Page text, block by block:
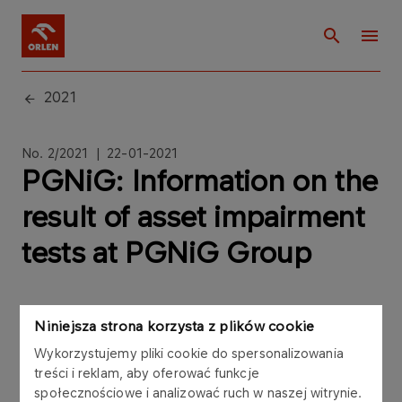
Niniejsza strona korzysta z plików cookie
Wykorzystujemy pliki cookie do spersonalizowania
treści i reklam, aby oferować funkcje
społecznościowe i analizować ruch w naszej witrynie.
2021
No. 2/2021 | 22-01-2021
PGNiG: Information on the
result of asset impairment
tests at PGNiG Group
The Management Board of Polskie Górnictwo
Naftowe i Gazownictwo SA (“PGNiG”) announces
that impairment losses recognised following tests